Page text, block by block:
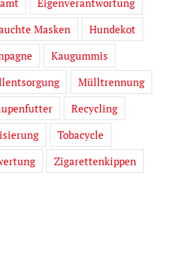
Eigenverantwortung
Masken
Hundekot
Kaugummis
Mülltrennung
Recycling
Tobacycle
Zigarettenkippen